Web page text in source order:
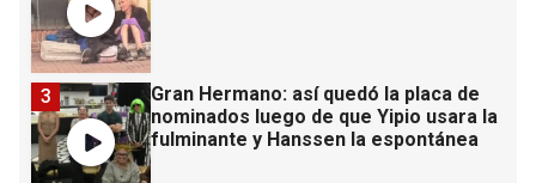
Gran Hermano: así quedó la placa de
nominados luego de que Yipio usara la
fulminante y Hanssen la espontánea
3